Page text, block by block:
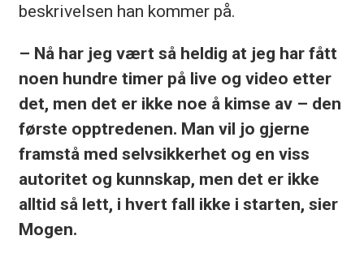
beskrivelsen han kommer på.
– Nå har jeg vært så heldig at jeg har fått
noen hundre timer på live og video etter
det, men det er ikke noe å kimse av – den
første opptredenen. Man vil jo gjerne
framstå med selvsikkerhet og en viss
autoritet og kunnskap, men det er ikke
alltid så lett, i hvert fall ikke i starten, sier
Mogen.